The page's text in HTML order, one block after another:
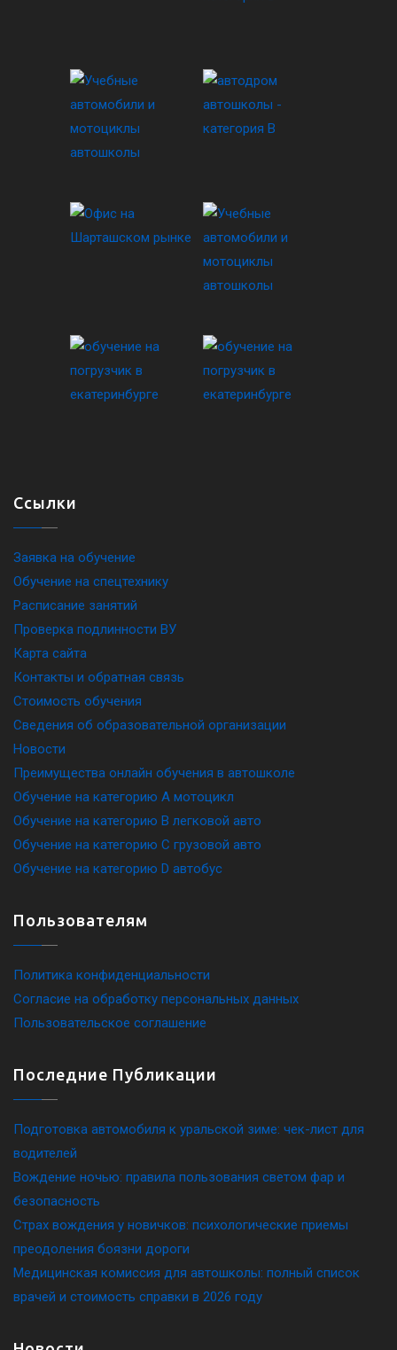
Ссылки
Заявка на обучение
Обучение на спецтехнику
Расписание занятий
Проверка подлинности ВУ
Карта сайта
Контакты и обратная связь
Стоимость обучения
Сведения об образовательной организации
Новости
Преимущества онлайн обучения в автошколе
Обучение на категорию A мотоцикл
Обучение на категорию B легковой авто
Обучение на категорию C грузовой авто
Обучение на категорию D автобус
Пользователям
Политика конфиденциальности
Согласие на обработку персональных данных
Пользовательское соглашение
Последние Публикации
Подготовка автомобиля к уральской зиме: чек-лист для
водителей
Вождение ночью: правила пользования светом фар и
безопасность
Страх вождения у новичков: психологические приемы
преодоления боязни дороги
Медицинская комиссия для автошколы: полный список
врачей и стоимость справки в 2026 году